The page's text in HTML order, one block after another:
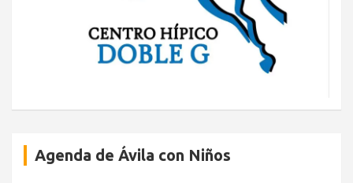
Agenda de Ávila con Niños